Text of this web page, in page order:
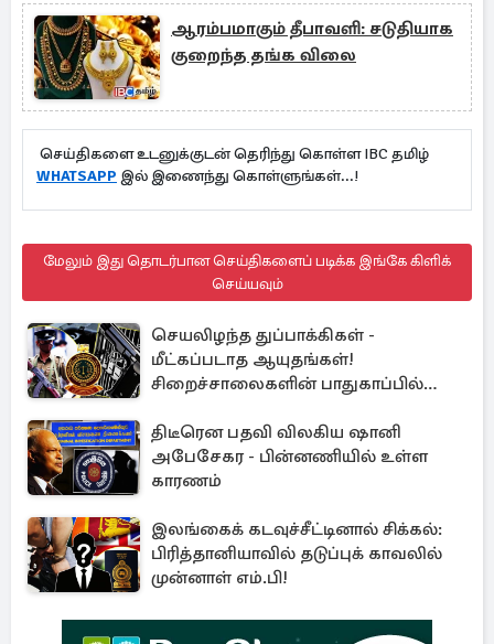
ஆரம்பமாகும் தீபாவளி: சடுதியாக
குறைந்த தங்க விலை
செய்திகளை உடனுக்குடன் தெரிந்து கொள்ள IBC தமிழ்
WHATSAPP இல் இணைந்து கொள்ளுங்கள்...!
மேலும் இது தொடர்பான செய்திகளைப் படிக்க இங்கே கிளிக்
செய்யவும்
செயலிழந்த துப்பாக்கிகள் -
மீட்கப்படாத ஆயுதங்கள்!
சிறைச்சாலைகளின் பாதுகாப்பில்
திடீரென பதவி விலகிய ஷானி
அபேசேகர - பின்னணியில் உள்ள
காரணம்
இலங்கைக் கடவுச்சீட்டினால் சிக்கல்:
பிரித்தானியாவில் தடுப்புக் காவலில்
முன்னாள் எம்.பி!